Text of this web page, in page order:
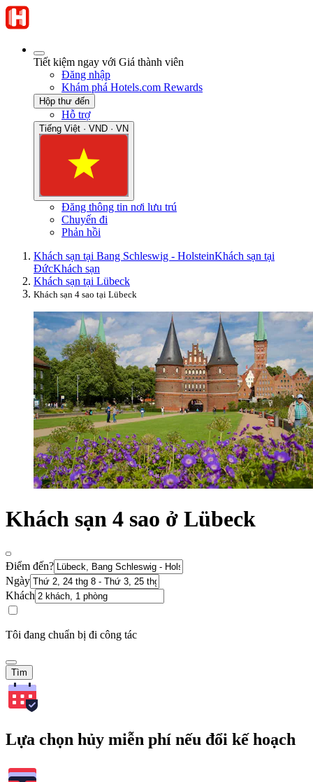
Tiết kiệm ngay với Giá thành viên
Đăng nhập
Khám phá Hotels.com Rewards
Hộp thư đến
Hỗ trợ
Tiếng Việt · VND · VN
Đăng thông tin nơi lưu trú
Chuyến đi
Phản hồi
Khách sạn tại Bang Schleswig - HolsteinKhách sạn tại
ĐứcKhách sạn
Khách sạn tại Lübeck
Khách sạn 4 sao tại Lübeck
Khách sạn 4 sao ở Lübeck
Điểm đến?
Ngày
Khách
Tôi đang chuẩn bị đi công tác
Tìm
Lựa chọn hủy miễn phí nếu đổi kế hoạch